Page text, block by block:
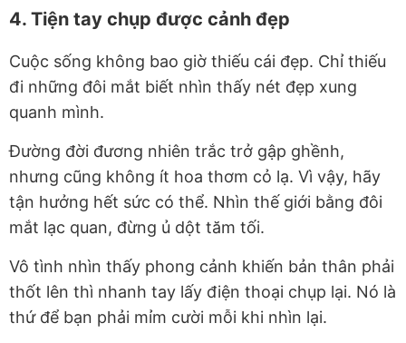
4. Tiện tay chụp được cảnh đẹp
Cuộc sống không bao giờ thiếu cái đẹp. Chỉ thiếu
đi những đôi mắt biết nhìn thấy nét đẹp xung
quanh mình.
Đường đời đương nhiên trắc trở gập ghềnh,
nhưng cũng không ít hoa thơm cỏ lạ. Vì vậy, hãy
tận hưởng hết sức có thể. Nhìn thế giới bằng đôi
mắt lạc quan, đừng ủ dột tăm tối.
Vô tình nhìn thấy phong cảnh khiến bản thân phải
thốt lên thì nhanh tay lấy điện thoại chụp lại. Nó là
thứ để bạn phải mỉm cười mỗi khi nhìn lại.